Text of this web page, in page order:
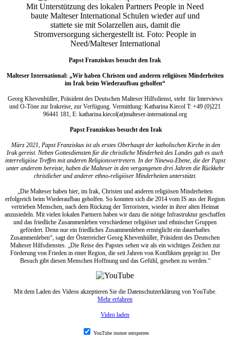
Mit Unterstützung des lokalen Partners People in Need
baute Malteser International Schulen wieder auf und
stattete sie mit Solarzellen aus, damit die
Stromversorgung sichergestellt ist. Foto: People in
Need/Malteser International
Papst Franziskus besucht den Irak
Malteser International: „Wir haben Christen und anderen religiösen Minderheiten
im Irak beim Wiederaufbau geholfen“
Georg Khevenhüller, Präsident des Deutschen Malteser Hilfsdienst, steht für Interviews
und O-Töne zur Irakreise, zur Verfügung. Vermittlung: Katharina Kiecol T: +49 (0)221
96441 181, E: katharina.kiecol(at)malteser-international.org
Papst Franziskus besucht den Irak
März 2021, Papst Franziskus ist als erstes Oberhaupt der katholischen Kirche in den
Irak gereist. Neben Gottesdiensten für die christliche Minderheit des Landes gab es auch
interreligiöse Treffen mit anderen Religionsvertretern. In der Ninewa-Ebene, die der Papst
unter anderem bereiste, haben die Malteser in den vergangenen drei Jahren die Rückkehr
christlicher und anderer ethno-religiöser Minderheiten unterstützt.
„Die Malteser haben hier, im Irak, Christen und anderen religiösen Minderheiten
erfolgreich beim Wiederaufbau geholfen. So konnten sich die 2014 vom IS aus der Region
vertrieben Menschen, nach dem Rückzug der Terroristen, wieder in ihrer alten Heimat
anzusiedeln. Mit vielen lokalen Partnern haben wir dazu die nötige Infrastruktur geschaffen
und das friedliche Zusammenleben verschiedener religiöser und ethnischer Gruppen
gefördert. Denn nur ein friedliches Zusammenleben ermöglicht ein dauerhaftes
Zusammenleben“, sagt der Österreicher Georg Khevenhüller, Präsident des Deutschen
Malteser Hilfsdienstes. „Die Reise des Papstes sehen wir als ein wichtiges Zeichen zur
Förderung von Frieden in einer Region, die seit Jahren von Konflikten geprägt ist. Der
Besuch gibt diesen Menschen Hoffnung und das Gefühl, gesehen zu werden.“
Mit dem Laden des Videos akzeptieren Sie die Datenschutzerklärung von YouTube.
Mehr erfahren
Video laden
YouTube immer entsperren